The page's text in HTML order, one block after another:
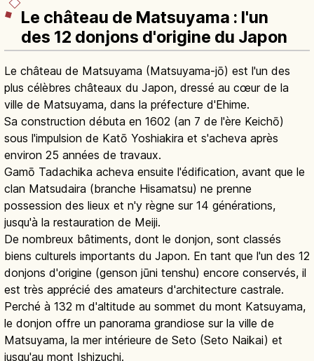
Le château de Matsuyama : l'un
des 12 donjons d'origine du Japon
Le château de Matsuyama (Matsuyama-jō) est l'un des
plus célèbres châteaux du Japon, dressé au cœur de la
ville de Matsuyama, dans la préfecture d'Ehime.
Sa construction débuta en 1602 (an 7 de l'ère Keichō)
sous l'impulsion de Katō Yoshiakira et s'acheva après
environ 25 années de travaux.
Gamō Tadachika acheva ensuite l'édification, avant que le
clan Matsudaira (branche Hisamatsu) ne prenne
possession des lieux et n'y règne sur 14 générations,
jusqu'à la restauration de Meiji.
De nombreux bâtiments, dont le donjon, sont classés
biens culturels importants du Japon. En tant que l'un des 12
donjons d'origine (genson jūni tenshu) encore conservés, il
est très apprécié des amateurs d'architecture castrale.
Perché à 132 m d'altitude au sommet du mont Katsuyama,
le donjon offre un panorama grandiose sur la ville de
Matsuyama, la mer intérieure de Seto (Seto Naikai) et
jusqu'au mont Ishizuchi.